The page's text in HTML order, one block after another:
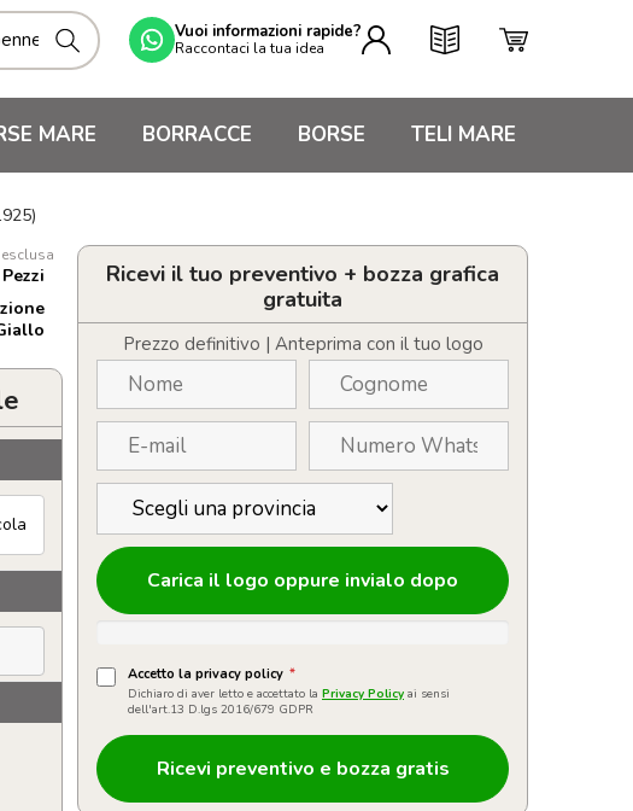
Vuoi informazioni rapide?
Raccontaci la tua idea
MARE BORRACCE BORSE TELI MARE
Pezzi
Ricevi il tuo preventivo + bozza grafica
gratuita
Prezzo definitivo | Anteprima con il tuo logo
Carica il logo oppure invialo dopo
Accetto la privacy policy *
Dichiaro di aver letto e accettato la Privacy Policy ai sensi
dell'art.13 D.lgs 2016/679 GDPR